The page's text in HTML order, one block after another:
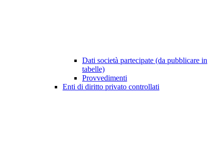
Dati società partecipate (da pubblicare in
tabelle)
Provvedimenti
Enti di diritto privato controllati